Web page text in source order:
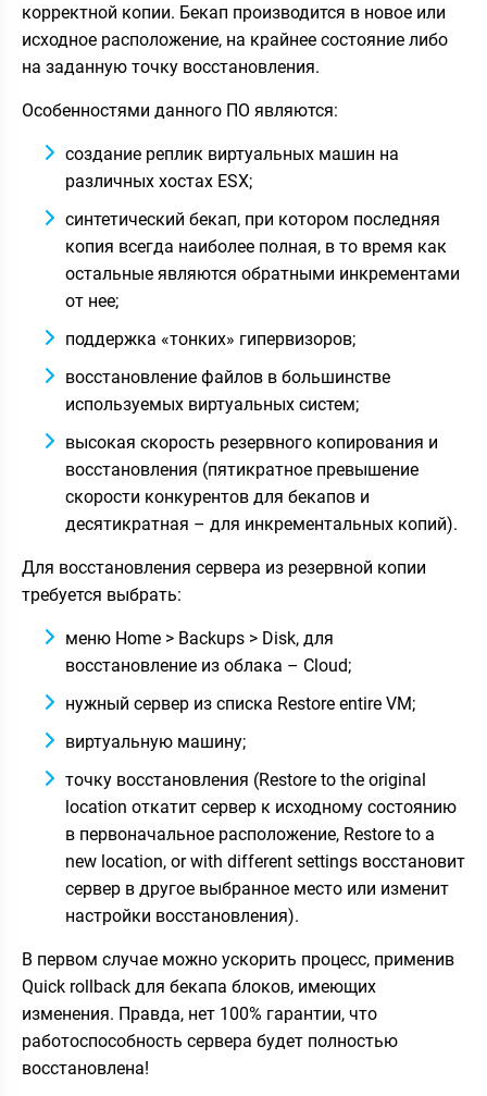
корректной копии. Бекап производится в новое или
исходное расположение, на крайнее состояние либо
на заданную точку восстановления.
Особенностями данного ПО являются:
создание реплик виртуальных машин на
различных хостах ESX;
синтетический бекап, при котором последняя
копия всегда наиболее полная, в то время как
остальные являются обратными инкрементами
от нее;
поддержка «тонких» гипервизоров;
восстановление файлов в большинстве
используемых виртуальных систем;
высокая скорость резервного копирования и
восстановления (пятикратное превышение
скорости конкурентов для бекапов и
десятикратная – для инкрементальных копий).
Для восстановления сервера из резервной копии
требуется выбрать:
меню Home > Backups > Disk, для
восстановление из облака – Cloud;
нужный сервер из списка Restore entire VM;
виртуальную машину;
точку восстановления (Restore to the original
location откатит сервер к исходному состоянию
в первоначальное расположение, Restore to a
new location, or with different settings восстановит
сервер в другое выбранное место или изменит
настройки восстановления).
В первом случае можно ускорить процесс, применив
Quick rollback для бекапа блоков, имеющих
изменения. Правда, нет 100% гарантии, что
работоспособность сервера будет полностью
восстановлена!